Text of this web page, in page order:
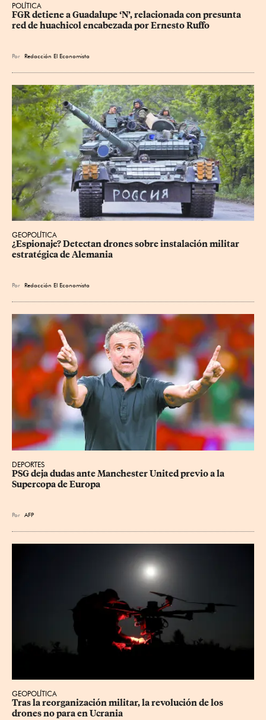
POLÍTICA
FGR detiene a Guadalupe ‘N’, relacionada con presunta
red de huachicol encabezada por Ernesto Ruffo
Por Redacción El Economista
GEOPOLÍTICA
¿Espionaje? Detectan drones sobre instalación militar
estratégica de Alemania
Por Redacción El Economista
DEPORTES
PSG deja dudas ante Manchester United previo a la
Supercopa de Europa
Por AFP
GEOPOLÍTICA
Tras la reorganización militar, la revolución de los
drones no para en Ucrania